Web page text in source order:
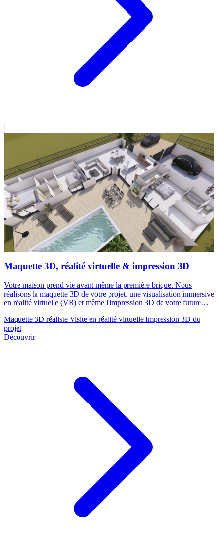
Maquette 3D, réalité virtuelle & impression 3D
Votre maison prend vie avant même la première brique. Nous
réalisons la maquette 3D de votre projet, une visualisation immersive
en réalité virtuelle (VR) et même l'impression 3D de votre future
Maquette 3D réaliste Visite en réalité virtuelle Impression 3D du
projet
Découvrir